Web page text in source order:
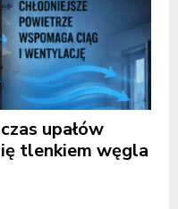
upałów
tlenkiem węgla